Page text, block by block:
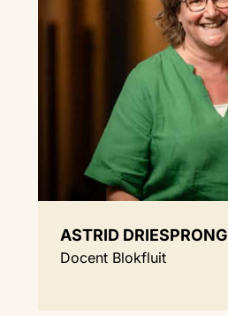
ASTRID DRIESPRONG
Docent Blokfluit